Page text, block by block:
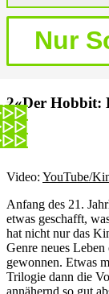
«Der Hobbit:
Video: YouTube/
Anfang des 21.
etwas geschafft,
hat nicht nur das
Genre neues
gewonnen. Etwas
Trilogie dann die